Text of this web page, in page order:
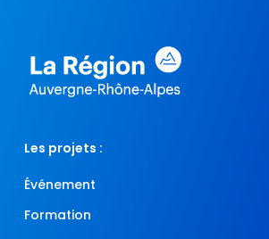
Les projets :
Événement
Formation